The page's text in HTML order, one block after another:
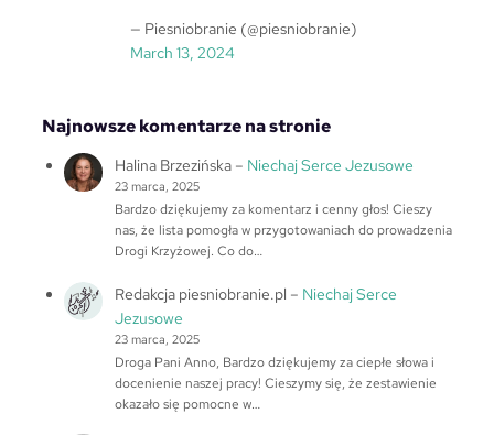
— Piesniobranie (@piesniobranie)
March 13, 2024
Najnowsze komentarze na stronie
Halina Brzezińska– Niechaj Serce Jezusowe
23 marca, 2025
Bardzo dziękujemy za komentarz i cenny głos! Cieszy
nas, że lista pomogła w przygotowaniach do prowadzenia
Drogi Krzyżowej. Co do…
Redakcja piesniobranie.pl – Niechaj Serce
Jezusowe
23 marca, 2025
Droga Pani Anno, Bardzo dziękujemy za ciepłe słowa i
docenienie naszej pracy! Cieszymy się, że zestawienie
okazało się pomocne w…